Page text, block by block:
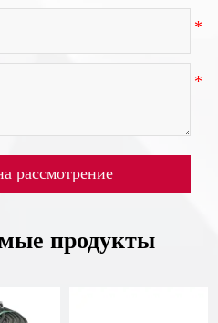
рассмотрение
продукты